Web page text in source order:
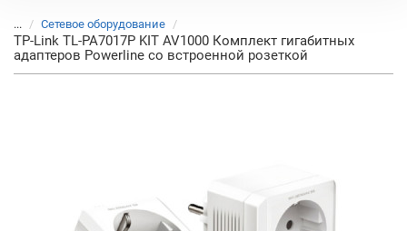
... Сетевое оборудование
TP-Link TL-PA7017P KIT AV1000 Комплект гигабитных
адаптеров Powerline со встроенной розеткой